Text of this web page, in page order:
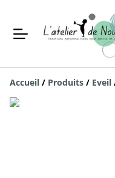
Accueil / Produits / Eveil